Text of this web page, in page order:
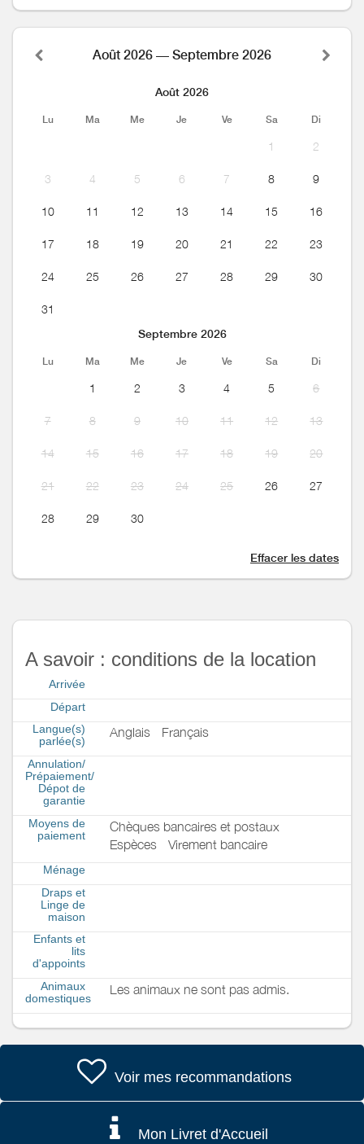
Août 2026 — Septembre 2026
Août 2026
Lu Ma Me Je Ve Sa Di
1 2
3 4 5 6 7 8 9
10 11 12 13 14 15 16
17 18 19 20 21 22 23
24 25 26 27 28 29 30
31
Septembre 2026
Lu Ma Me Je Ve Sa Di
1 2 3 4 5 6
7 8 9 10 11 12 13
14 15 16 17 18 19 20
21 22 23 24 25 26 27
28 29 30
Effacer les dates
A savoir : conditions de la location
Arrivée
Départ
Langue(s)
parlée(s)
Anglais Français
Annulation/
Prépaiement/
Dépot de
garantie
Moyens de
paiement
Chèques bancaires et postaux
Espèces
Virement bancaire
Ménage
Draps et
Linge de
maison
Enfants et
lits
d'appoints
Animaux
domestiques
Les animaux ne sont pas admis.
Voir mes recommandations
Mon Livret d'Accueil